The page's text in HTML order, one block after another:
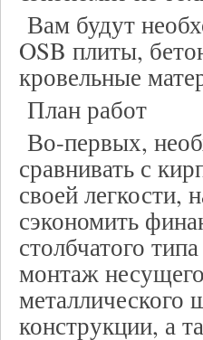
Вам будут
OSB плиты,
кровельные
План работ
Во-первых,
сравнивать с
своей легкости,
сэкономить
столбчатого
монтаж
металлического
конструкции, а